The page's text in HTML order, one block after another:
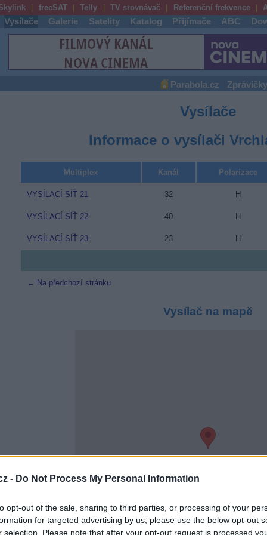
- Do Not Process My Personal Information
opt-out of the sale, sharing to third parties, or processing of your
for targeted advertising by us, please use the below opt-out
selection. Please note that after your opt-out request is processed
freeSAT Telly TV srovnávač Referenční frekvence
Vysílače Galerie Satelity Katalog Přijímače ABC
Parabola.cz Zprávičky
Vysílače
Informace o vysílači
Multiplex Kanál Polarizace
VYSÍLACÍ SÍŤ 21 32 H
VYSÍLACÍ SÍŤ 22 40 H
VYSÍLACÍ SÍŤ 23 23 H
← Na předchozí stránku
Vysílač na mapě